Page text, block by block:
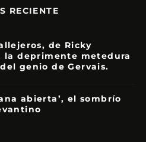
RECIENTE
de Ricky
la deprimente metedura
genio de Gervais.
abierta’, el sombrío